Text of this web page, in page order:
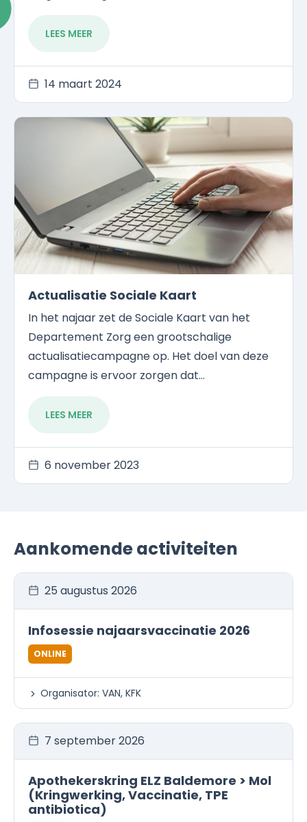
LEES MEER
14 maart 2024
Actualisatie Sociale Kaart
In het najaar zet de Sociale Kaart van het
Departement Zorg een grootschalige
actualisatiecampagne op. Het doel van deze
campagne is ervoor zorgen dat...
LEES MEER
6 november 2023
Aankomende activiteiten
25 augustus 2026
Infosessie najaarsvaccinatie 2026
ONLINE
Organisator: VAN, KFK
7 september 2026
Apothekerskring ELZ Baldemore > Mol
(Kringwerking, Vaccinatie, TPE
antibiotica)